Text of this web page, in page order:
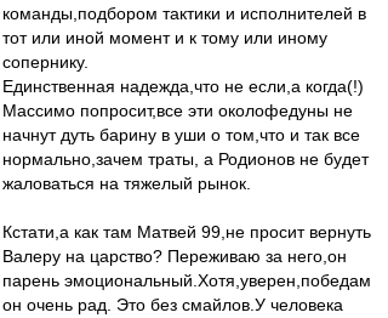
команды,подбором тактики и исполнителей в
тот или иной момент и к тому или иному
сопернику.
Единственная надежда,что не если,а когда(!)
Массимо попросит,все эти околофедуны не
начнут дуть барину в уши о том,что и так все
нормально,зачем траты, а Родионов не будет
жаловаться на тяжелый рынок.
Кстати,а как там Матвей 99,не просит вернуть
Валеру на царство? Переживаю за него,он
парень эмоциональный.Хотя,уверен,победам
он очень рад. Это без смайлов.У человека